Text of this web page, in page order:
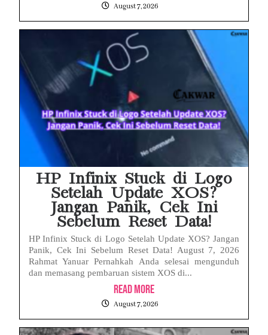
August 7, 2026
HP Infinix Stuck di Logo
Setelah Update XOS?
Jangan Panik, Cek Ini
Sebelum Reset Data!
HP Infinix Stuck di Logo Setelah Update XOS? Jangan
Panik, Cek Ini Sebelum Reset Data! August 7, 2026
Rahmat Yanuar Pernahkah Anda selesai mengunduh
dan memasang pembaruan sistem XOS di...
Read More
August 7, 2026